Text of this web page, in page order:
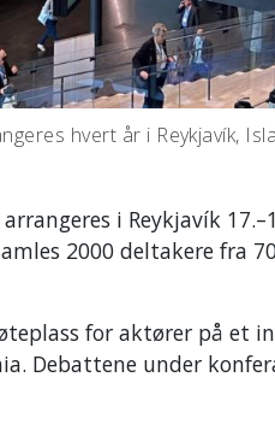
hvert år i Reykjavík,
arrangeres i Reykjavík
2000 deltakere fra
for aktører på
Debattene under